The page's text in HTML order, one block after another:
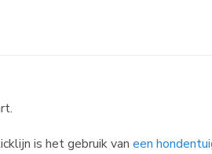
is het gebruik van een